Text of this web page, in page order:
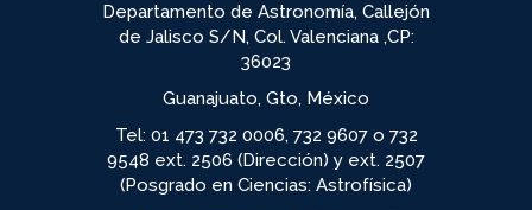
Departamento de Astronomía, Callejón
de Jalisco S/N, Col. Valenciana ,CP:
36023
Guanajuato, Gto, México
Tel: 01 473 732 0006, 732 9607 o 732
9548 ext. 2506 (Dirección) y ext. 2507
(Posgrado en Ciencias: Astrofísica)